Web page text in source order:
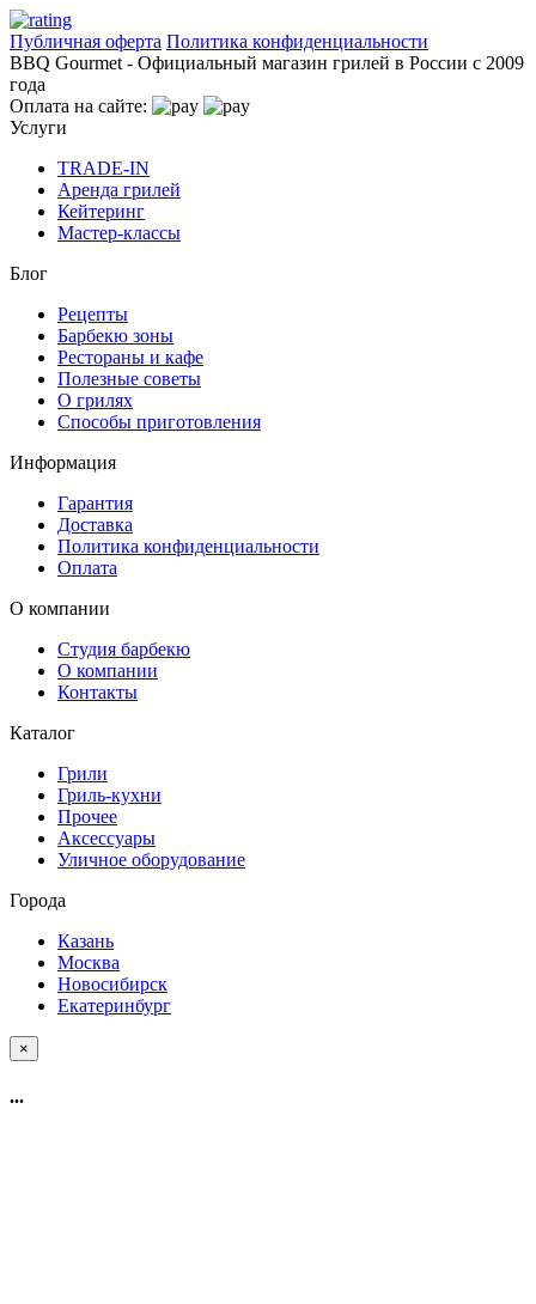
Публичная оферта Политика конфиденциальности
BBQ Gourmet - Официальный магазин грилей в России с 2009
года
Оплата на сайте:
Услуги
TRADE-IN
Аренда грилей
Кейтеринг
Мастер-классы
Блог
Рецепты
Барбекю зоны
Рестораны и кафе
Полезные советы
О грилях
Способы приготовления
Информация
Гарантия
Доставка
Политика конфиденциальности
Оплата
О компании
Студия барбекю
О компании
Контакты
Каталог
Грили
Гриль-кухни
Прочее
Аксессуары
Уличное оборудование
Города
Казань
Москва
Новосибирск
Екатеринбург
×
...